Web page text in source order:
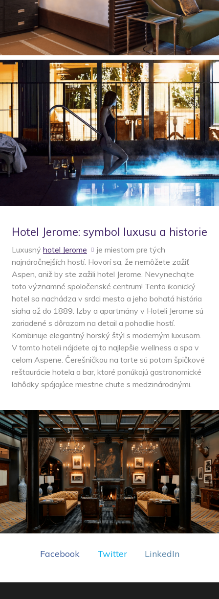
Hotel Jerome: symbol luxusu a historie
Luxusný hotel Jerome
je miestom pre tých
najnáročnejších hostí. Hovorí sa, že nemôžete zažiť
Aspen, aniž by ste zažili hotel Jerome. Nevynechajte
toto významné spoločenské centrum! Tento ikonický
hotel sa nachádza v srdci mesta a jeho bohatá história
siaha až do 1889. Izby a apartmány v Hoteli Jerome sú
zariadené s dôrazom na detail a pohodlie hostí.
Kombinuje elegantný horský štýl s moderným luxusom.
V tomto hoteli nájdete aj to najlepšie wellness a spa v
celom Aspene. Čerešničkou na torte sú potom špičkové
reštaurácie hotela a bar, ktoré ponúkajú gastronomické
lahôdky spájajúce miestne chute s medzinárodnými.
Facebook Twitter LinkedIn